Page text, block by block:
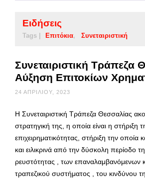
Ειδήσεις
Tags | Επιτόκια Συνεταιριστική
Συνεταιριστική Τράπεζα
Αύξηση Επιτοκίων
24 ΑΠΡΙΛΊΟΥ, 2023
Η Συνεταιριστική Τράπεζα Θεσσαλίας
στρατηγική της, η οποία είναι η στήριξη
επιχειρηματικότητας, στήριξη την οποία
και ειλικρινά από την δύσκολη περίοδο
ρευστότητας , των επαναλαμβανόμενων
τραπεζικού συστήματος , του κινδύνου